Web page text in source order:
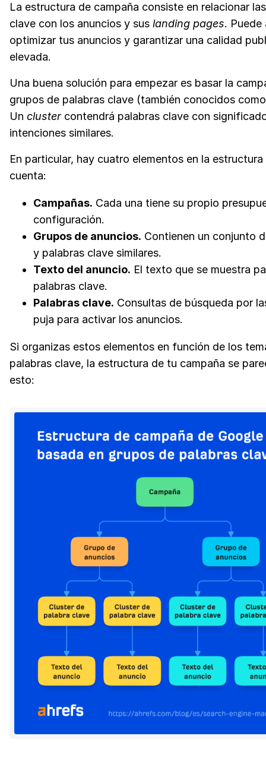
La estructura de campaña consiste en relacionar
clave con los anuncios y sus landing pages. Puede
optimizar tus anuncios y garantizar una calidad
elevada.
Una buena solución para empezar es basar la
grupos de palabras clave (también conocidos
Un clustercontendrá palabras clave con
intenciones similares.
En particular, hay cuatro elementos en la estructura
cuenta:
Campañas. Cada una tiene su propio
configuración.
Grupos de anuncios. Contienen un conjunto
y palabras clave similares.
Texto del anuncio. El texto que se muestra
palabras clave.
Palabras clave. Consultas de búsqueda por
puja para activar los anuncios.
Si organizas estos elementos en función de los
palabras clave, la estructura de tu campaña se
esto: